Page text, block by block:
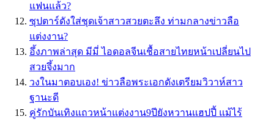
แฟนแล้ว?
ซุปตาร์ดังใส่ชุดเจ้าสาวสวยตะลึง ท่ามกลางข่าวลือ
แต่งงาน?
อึ้งภาพล่าสุด มีมี่ ไอดอลจีนเชื้อสายไทยหน้าเปลี่ยนไป
สวยจึ้งมาก
วงในมาตอบเอง! ข่าวลือพระเอกดังเตรียมวิวาห์สาว
ฐานะดี
คู่รักบันเทิงแถวหน้าแต่งงาน9ปียังหวานแฮปปี้ แม้ไร้